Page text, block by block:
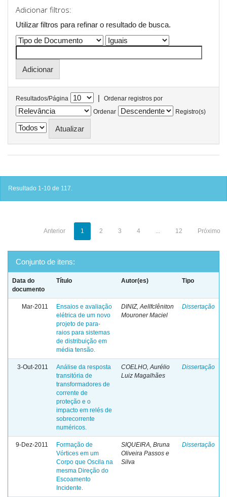
Adicionar filtros:
Utilizar filtros para refinar o resultado de busca.
Resultados/Página |
Ordenar registros por
Ordenar
Registro(s)
Resultado 1-10 de 117.
Anterior 1 2 3 4 ... 12 Próximo
Conjunto de itens:
Data do
documento
Título Autor(es) Tipo
Mar-2011
Ensaios e avaliação
elétrica de um novo
projeto de para-
raios para sistemas
de distribuição em
média tensão.
DINIZ, Aellfclêniton
Mouroner Maciel
Dissertação
3-Out-2011
Análise da resposta
transitória de
transformadores de
corrente de
proteção e o
impacto em relés de
sobrecorrente
numéricos.
COELHO, Aurélio
Luiz Magalhães
Dissertação
9-Dez-2011
Formação de
Vórtices em um
Corpo que Oscila na
mesma Direção do
Escoamento
Incidente.
SIQUEIRA, Bruna
Oliveira Passos e
Silva
Dissertação